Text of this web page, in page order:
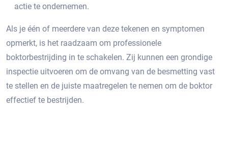
actie te ondernemen.​
Als je één of meerdere van deze tekenen en symptomen
opmerkt, is het raadzaam om professionele
boktorbestrijding in te schakelen.​ Zij kunnen een grondige
inspectie uitvoeren om de omvang van de besmetting vast
te stellen en de juiste maatregelen te nemen om de boktor
effectief te bestrijden.​